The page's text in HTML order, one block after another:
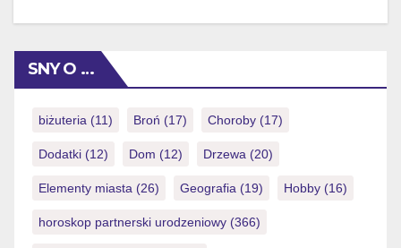
you should understand the fine print linked to the
website. Social casinos seem to servers themed […]
SNY O …
biżuteria (11) Broń (17) Choroby (17)
Dodatki (12) Dom (12) Drzewa (20)
Elementy miasta (26) Geografia (19) Hobby (16)
horoskop partnerski urodzeniowy (366)